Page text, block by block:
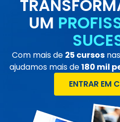
UM
Com mais de 25 cursos
ajudamos mais de180 mil
ENTRAR EM